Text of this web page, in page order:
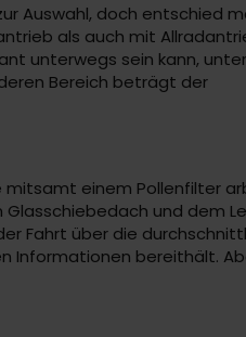
Auswahl, doch entschied
als auch mit
unterwegs sein kann,
Bereich beträgt der
mitsamt einem Pollenfilter
und dem
Fahrt über die
Informationen bereithält.